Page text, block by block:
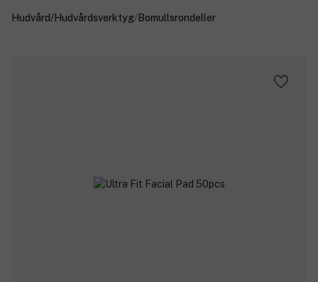
Hudvård/Hudvårdsverktyg/Bomullsrondeller